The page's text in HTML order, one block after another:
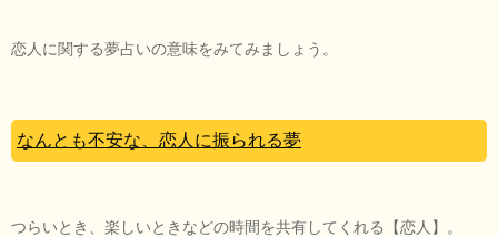
恋人に関する夢占いの意味をみてみましょう。
なんとも不安な、恋人に振られる夢
つらいとき、楽しいときなどの時間を共有してくれる【恋人】。